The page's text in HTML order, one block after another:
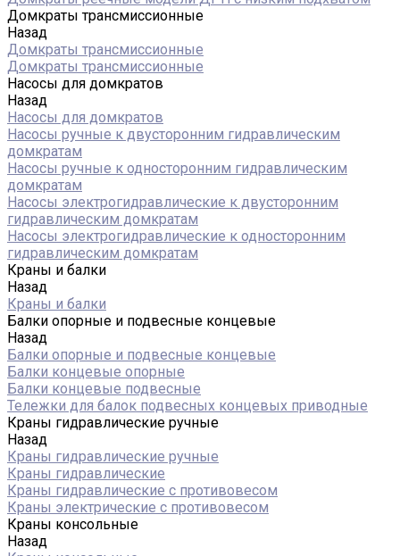
Домкраты трансмиссионные
Назад
Домкраты трансмиссионные
Домкраты трансмиссионные
Насосы для домкратов
Назад
Насосы для домкратов
Насосы ручные к двусторонним гидравлическим
домкратам
Насосы ручные к односторонним гидравлическим
домкратам
Насосы электрогидравлические к двусторонним
гидравлическим домкратам
Насосы электрогидравлические к односторонним
гидравлическим домкратам
Краны и балки
Назад
Краны и балки
Балки опорные и подвесные концевые
Назад
Балки опорные и подвесные концевые
Балки концевые опорные
Балки концевые подвесные
Тележки для балок подвесных концевых приводные
Краны гидравлические ручные
Назад
Краны гидравлические ручные
Краны гидравлические
Краны гидравлические с противовесом
Краны электрические с противовесом
Краны консольные
Назад